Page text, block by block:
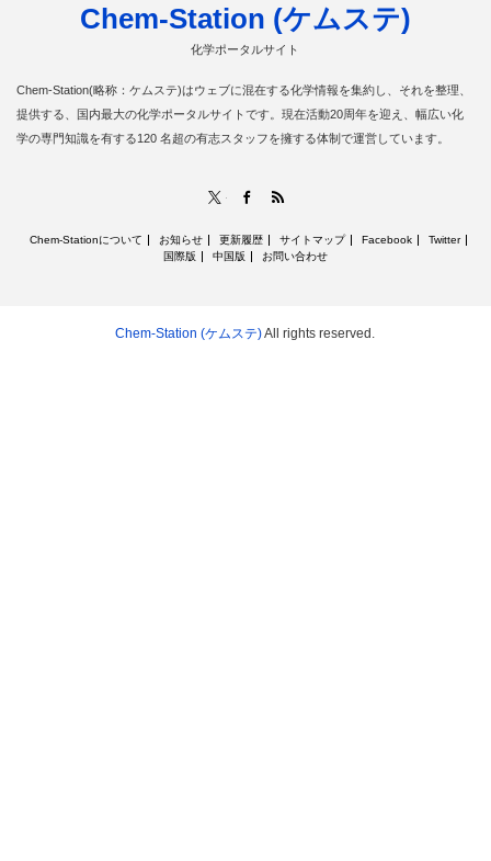
Chem-Station (ケムステ)
化学ポータルサイト
Chem-Station(略称：ケムステ)はウェブに混在する化学情報を集約し、それを整理、
提供する、国内最大の化学ポータルサイトです。現在活動20周年を迎え、幅広い化
学の専門知識を有する120 名超の有志スタッフを擁する体制で運営しています。
Facebook
Chem-Stationについて お知らせ 更新履歴 サイトマップ Facebook
Twitter
国際版
中国版 お問い合わせ
Chem-Station (ケムステ)All rights reserved.